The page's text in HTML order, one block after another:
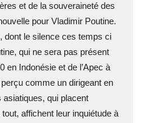
et de la souveraineté des
pour Vladimir Poutine.
dont le silence ces temps ci
qui ne sera pas présent
en Indonésie et de l’Apec à
comme un dirigeant en
qui placent
affichent leur inquiétude à